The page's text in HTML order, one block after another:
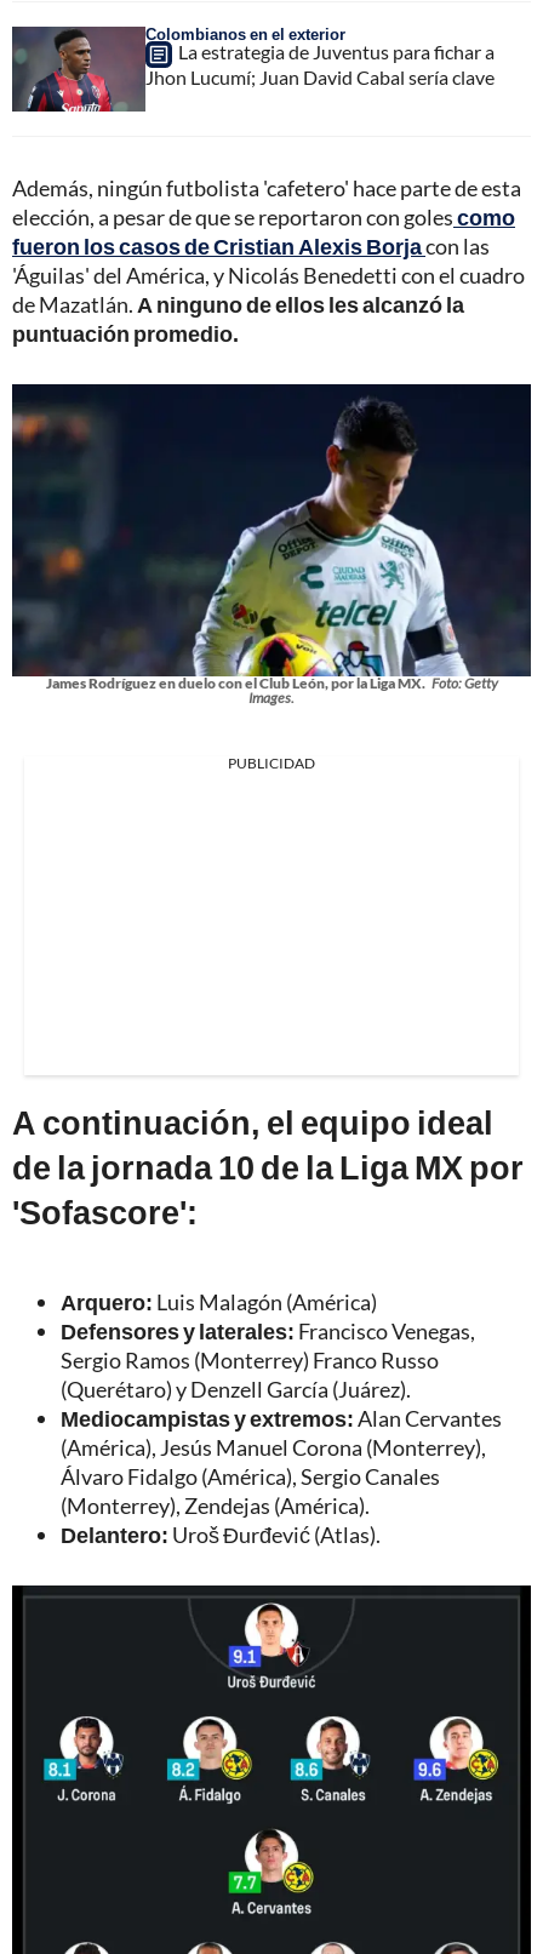
Colombianos en el exterior
La estrategia de Juventus para fichar a
Jhon Lucumí; Juan David Cabal sería clave
Además, ningún futbolista 'cafetero' hace parte de esta
elección, a pesar de que se reportaron con golescomo
fueron los casos de Cristian Alexis Borjacon las
'Águilas' del América, y Nicolás Benedetti con el cuadro
de Mazatlán. A ninguno de ellos les alcanzó la
puntuación promedio.
James Rodríguez en duelo con el Club León, por la Liga MX. Foto: Getty
Images.
PUBLICIDAD
A continuación, el equipo ideal
de la jornada 10 de la Liga MX por
'Sofascore':
Arquero: Luis Malagón (América)
Defensores y laterales: Francisco Venegas,
Sergio Ramos (Monterrey) Franco Russo
(Querétaro) y Denzell García (Juárez).
Mediocampistas y extremos:Alan Cervantes
(América), Jesús Manuel Corona (Monterrey),
Álvaro Fidalgo (América), Sergio Canales
(Monterrey), Zendejas (América).
Delantero: Uroš Đurđević (Atlas).